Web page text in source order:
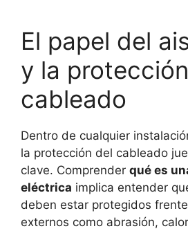
El papel del
y la
cableado
Dentro de cualquier
la protección del cableado
clave. Comprender qué es
eléctrica implica entender
deben estar protegidos
externos como abrasión,